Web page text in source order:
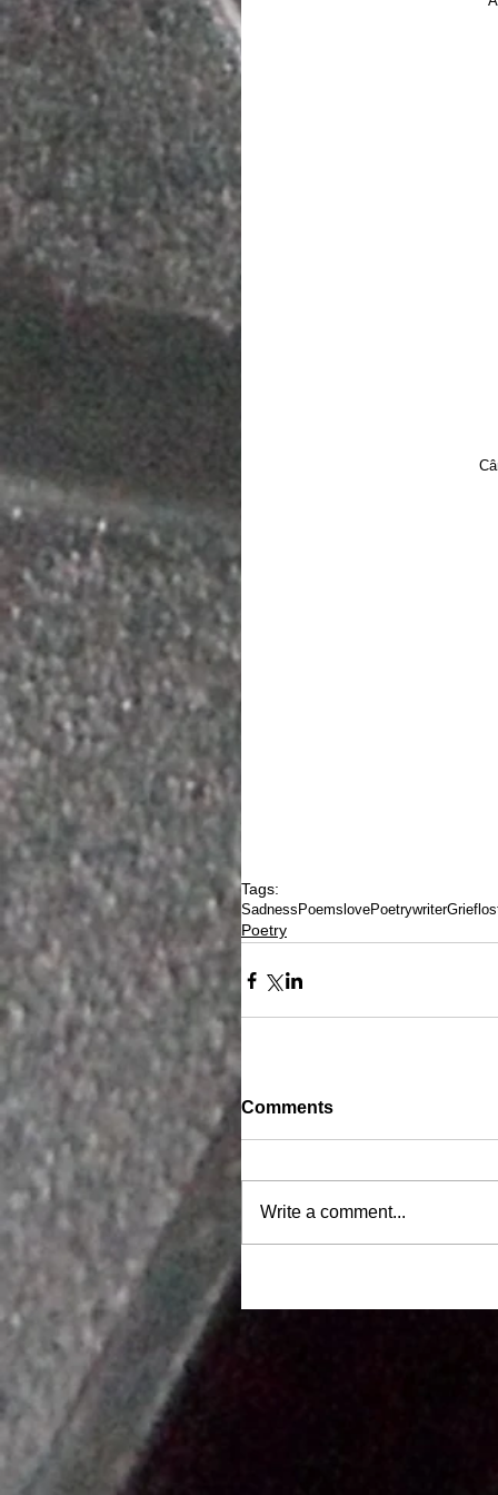
Tags:
Sadness Poems lovePoetrywriterGrief
Poetry
Comments
Write a comment...